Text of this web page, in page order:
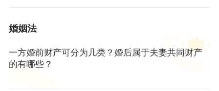
婚姻法
一方婚前财产可分为几类？婚后属于夫妻共同财产
的有哪些？